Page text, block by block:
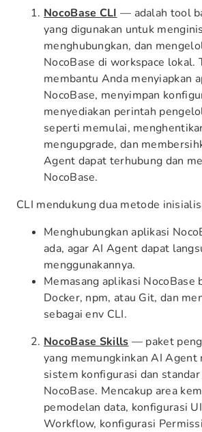
NocoBase CLI — adalah tool
yang digunakan untuk
menghubungkan, dan
NocoBase di workspace lokal.
membantu Anda menyiapkan
NocoBase, menyimpan
menyediakan perintah
seperti memulai,
mengupgrade, dan
Agent dapat terhubung dan
NocoBase.
CLI mendukung dua metode
Menghubungkan aplikasi
ada, agar AI Agent dapat
menggunakannya.
Memasang aplikasi NocoBase
Docker, npm, atau Git, dan
sebagai env CLI.
NocoBase Skills — paket
yang memungkinkan AI Agent
sistem konfigurasi dan
NocoBase. Mencakup area
pemodelan data, konfigurasi
Workflow, konfigurasi